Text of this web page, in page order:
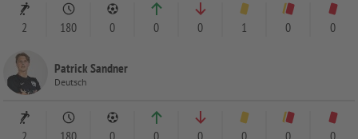
2 180 0 0 0 1 0 0
Patrick Sandner
Deutsch
2 180 0 0 0 0 0 0